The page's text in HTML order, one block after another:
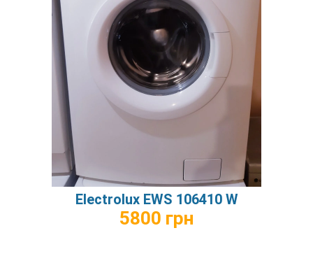
Electrolux EWS 106410 W
5800 грн